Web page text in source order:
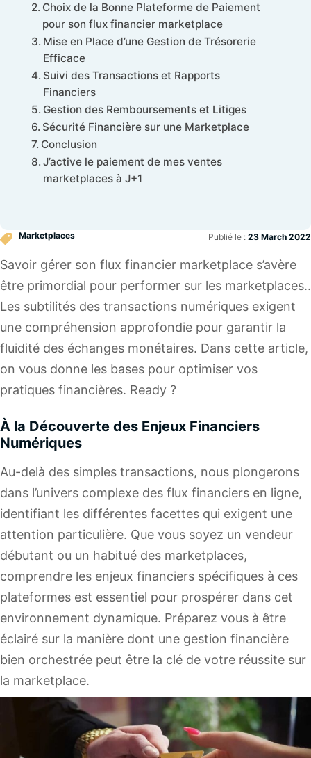
Choix de la Bonne Plateforme de Paiement
pour son flux financier marketplace
Mise en Place d’une Gestion de Trésorerie
Efficace
Suivi des Transactions et Rapports
Financiers
Gestion des Remboursements et Litiges
Sécurité Financière sur une Marketplace
Conclusion
J’active le paiement de mes ventes
marketplaces à J+1
Marketplaces Publié le : 23 March 2022
Savoir gérer son flux financier marketplace s’avère
être primordial pour performer sur les marketplaces..
Les subtilités des transactions numériques exigent
une compréhension approfondie pour garantir la
fluidité des échanges monétaires. Dans cette article,
on vous donne les bases pour optimiser vos
pratiques financières. Ready ?
À la Découverte des Enjeux Financiers
Numériques
Au-delà des simples transactions, nous plongerons
dans l’univers complexe des flux financiers en ligne,
identifiant les différentes facettes qui exigent une
attention particulière. Que vous soyez un vendeur
débutant ou un habitué des marketplaces,
comprendre les enjeux financiers spécifiques à ces
plateformes est essentiel pour prospérer dans cet
environnement dynamique. Préparez vous à être
éclairé sur la manière dont une gestion financière
bien orchestrée peut être la clé de votre réussite sur
la marketplace.